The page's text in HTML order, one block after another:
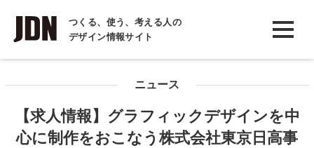
つくる、使う、考える人の
デザイン情報サイト
INTERVIEW
インタビュー
COLUMN
ニュース
【求人情報】グラフィックデザインを中
心に制作をおこなう株式会社東京日高事